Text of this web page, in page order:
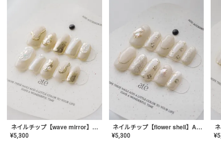
ネイルチップ【wave mirror】AE-CONA-04
¥5,300
ネイルチップ【flower shell】AE-CONA-03
¥5,300 ¥